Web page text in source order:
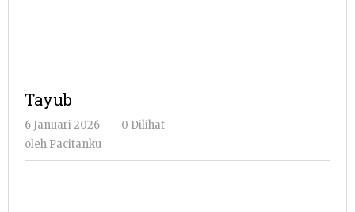
Tayub
6 Januari 2026
oleh
-
0 Dilihat
oleh Pacitanku